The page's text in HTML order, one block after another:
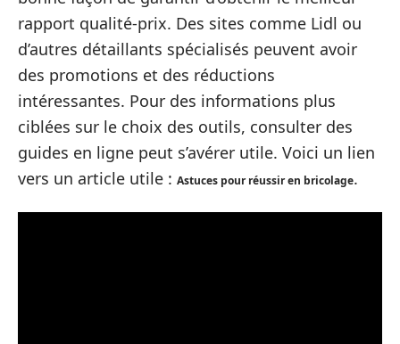
rapport qualité-prix. Des sites comme Lidl ou
d’autres détaillants spécialisés peuvent avoir
des promotions et des réductions
intéressantes. Pour des informations plus
ciblées sur le choix des outils, consulter des
guides en ligne peut s’avérer utile. Voici un lien
vers un article utile : Astuces pour réussir en bricolage.